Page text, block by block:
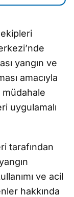
yangın ve
amacıyla
uygulamalı
tarafından
ve acil
hakkında